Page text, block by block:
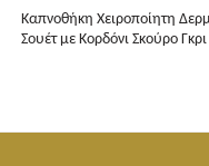
Καπνοθήκη Χειροποίητη
Σουέτ με Κορδόνι Σκούρο Γκρι